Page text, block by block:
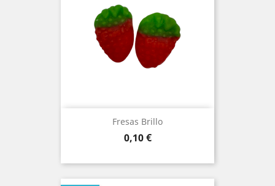
Fresas Brillo
Prezo
0,10 €